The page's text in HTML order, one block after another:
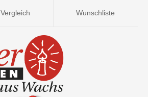
Vergleich Wunschliste